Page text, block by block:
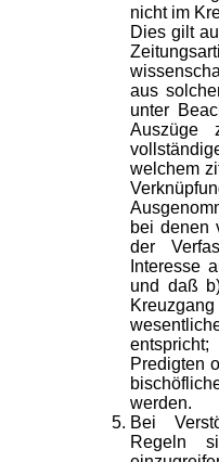
nicht im
Dies gilt
aus
unter
Auszüge
welchem
bei denen
der
Interesse
und daß
Predigten
werden.
Bei
Regeln